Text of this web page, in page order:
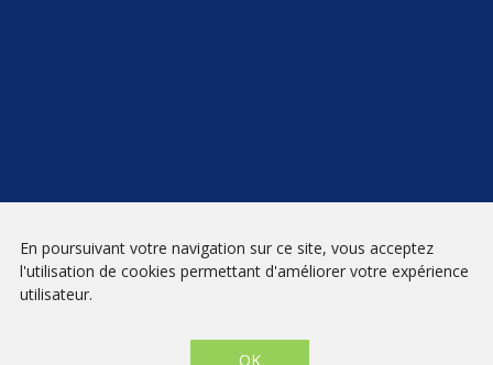
INSCRIPTION
Conditions générales de vente
Paradis - Marseille © 2026 - Site créé par
En poursuivant votre navigation sur ce site, vous acceptez
l'utilisation de cookies permettant d'améliorer votre expérience
utilisateur.
OK